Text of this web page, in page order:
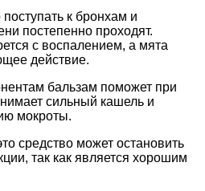
к бронхам и
постепенно проходят.
с воспалением, а мята
действие.
бальзам поможет при
сильный кашель и
мокроты.
средство может остановить
так как является хорошим